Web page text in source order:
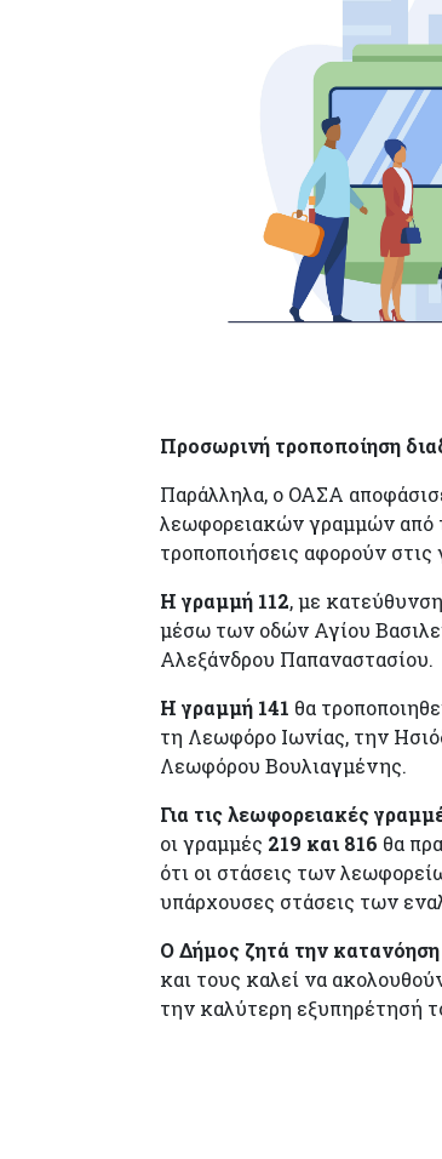
Προσωρινή τροποποίηση
Παράλληλα, ο ΟΑΣΑ
λεωφορειακών γραμμών από
τροποποιήσεις αφορούν στις
Η γραμμή 112, με
μέσω των οδών Αγίου
Αλεξάνδρου Παπαναστασίου.
Η γραμμή 141 θα
τη Λεωφόρο Ιωνίας, την
Λεωφόρου Βουλιαγμένης.
Για τις λεωφορειακές
οι γραμμές 219 και 816 θα
ότι οι στάσεις των
υπάρχουσες στάσεις των
Ο Δήμος ζητά την
και τους καλεί να
την καλύτερη εξυπηρέτησή